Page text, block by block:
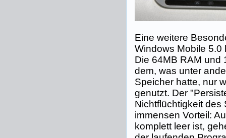
Eine weitere
Windows Mobile 5.0
Die 64MB RAM und
dem, was unter
Speicher hatte, nur
genutzt. Der
Nichtflüchtigkeit des
immensen Vorteil:
komplett leer ist,